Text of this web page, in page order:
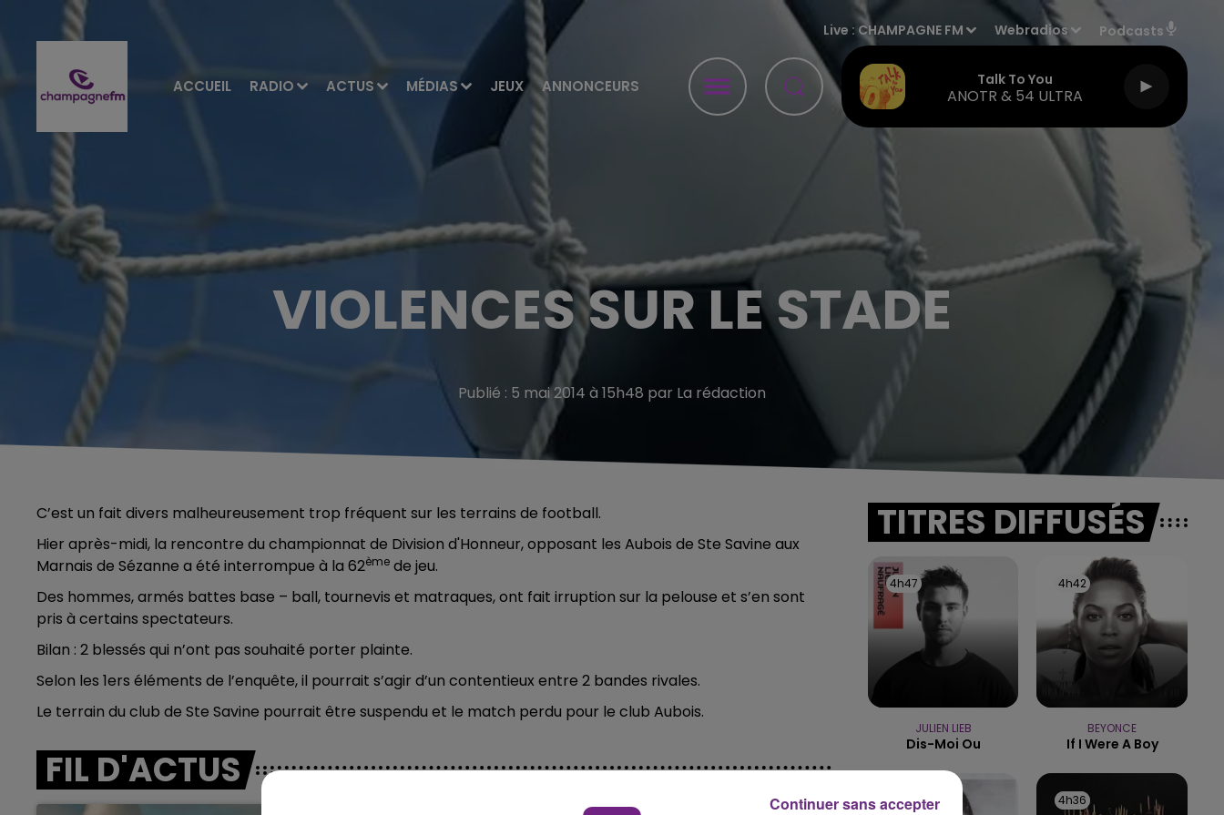
ACCUEIL RADIO ACTUS MÉDIAS JEUX ANNONCEURS
Live : CHAMPAGNE FM Webradios Podcasts
Talk To You
ANOTR & 54 ULTRA
VIOLENCES SUR LE STADE
Publié : 5 mai 2014 à 15h48 par La rédaction
C’est un fait divers malheureusement trop fréquent sur les terrains de football.
Hier après-midi, la rencontre du championnat de Division d'Honneur, opposant les Aubois de Ste Savine aux
Marnais de Sézanne a été interrompue à la 62ème de jeu.
Des hommes, armés battes base – ball, tournevis et matraques, ont fait irruption sur la pelouse et s’en sont
pris à certains spectateurs.
Bilan : 2 blessés qui n’ont pas souhaité porter plainte.
Selon les 1ers éléments de l’enquête, il pourrait s’agir d’un contentieux entre 2 bandes rivales.
Le terrain du club de Ste Savine pourrait être suspendu et le match perdu pour le club Aubois.
FIL D'ACTUS
TITRES DIFFUSÉS
4h47
4h47
JULIEN LIEB
Dis-Moi Ou
4h42
4h42
BEYONCE
If I Were A Boy
4h39
4h39 4h36
4h36
Continuer sans accepter